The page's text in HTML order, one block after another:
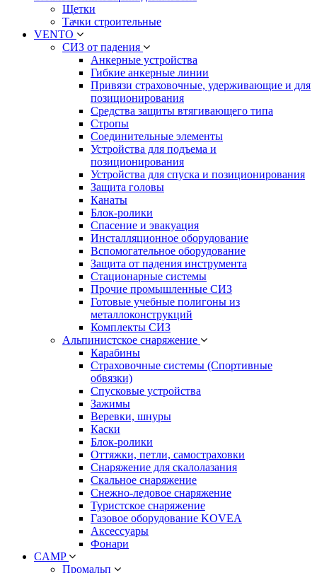
Щетки
Тачки строительные
VENTO
СИЗ от падения
Анкерные устройства
Гибкие анкерные линии
Привязи страховочные, удерживающие и для
позиционирования
Средства защиты втягивающего типа
Стропы
Соединительные элементы
Устройства для подъема и
позиционирования
Устройства для спуска и позиционирования
Защита головы
Канаты
Блок-ролики
Спасение и эвакуация
Инсталляционное оборудование
Вспомогательное оборудование
Защита от падения инструмента
Стационарные системы
Прочие промышленные СИЗ
Готовые учебные полигоны из
металлоконструкций
Комплекты СИЗ
Альпинистское снаряжение
Карабины
Страховочные системы (Спортивные
обвязки)
Спусковые устройства
Зажимы
Веревки, шнуры
Каски
Блок-ролики
Оттяжки, петли, самостраховки
Снаряжение для скалолазания
Скальное снаряжение
Снежно-ледовое снаряжение
Туристское снаряжение
Газовое оборудование KOVEA
Аксессуары
Фонари
CAMP
Промальп